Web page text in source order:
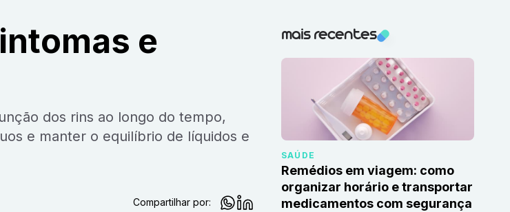
e
e manter o equilíbrio de líquidos e
Compartilhar por:
Notícias recentes
mais recentes
SAÚDE
Remédios em viagem: como
organizar horário e transportar
medicamentos com segurança